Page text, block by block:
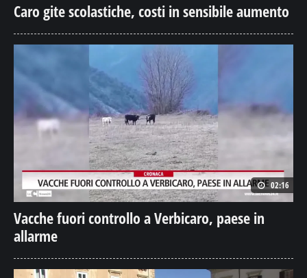
Caro gite scolastiche, costi in sensibile aumento
02:16
Vacche fuori controllo a Verbicaro, paese in
allarme